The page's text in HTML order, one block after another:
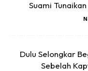
Suami
Dulu Selongkar
Sebelah